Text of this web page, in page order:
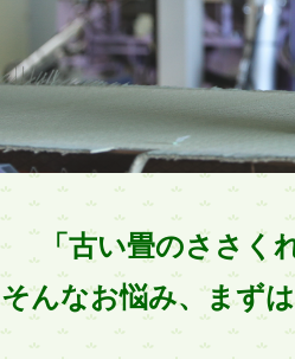
「古い畳のささく
そんなお悩み、まず